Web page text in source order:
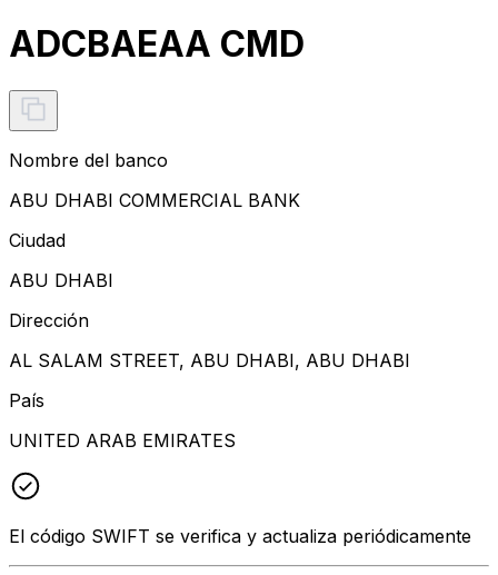
ADCBAEAA CMD
Nombre del banco
ABU DHABI COMMERCIAL BANK
Ciudad
ABU DHABI
Dirección
AL SALAM STREET, ABU DHABI, ABU DHABI
País
UNITED ARAB EMIRATES
El código SWIFT se verifica y actualiza periódicamente